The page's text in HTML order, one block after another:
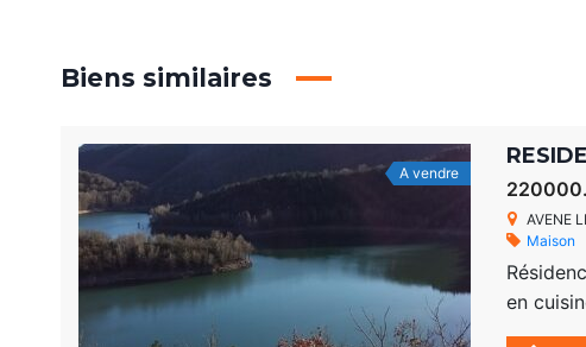
Biens similaires
A vendre
AVENE
Maison
en
atelier